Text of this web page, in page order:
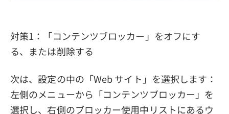
対策1：「コンテンツブロッカー」をオフにす
る、または削除する
次は、設定の中の「Web サイト」を選択します：
左側のメニューから「コンテンツブロッカー」を
選択し、右側のブロッカー使用中リストにあるウ